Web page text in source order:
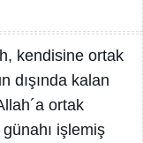
kendisine ortak
dışında kalan
ortak
işlemiş